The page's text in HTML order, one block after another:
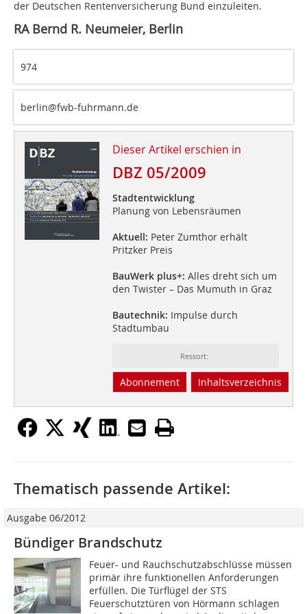
der Deutschen Rentenversicherung Bund einzuleiten.
RA Bernd R. Neumeier, Berlin
974
berlin@fwb-fuhrmann.de
Dieser Artikel erschien in
DBZ 05/2009
Stadtentwicklung
Planung von Lebensräumen
Aktuell: Peter Zumthor erhält
Pritzker Preis
BauWerk plus+: Alles dreht sich um
den Twister – Das Mumuth in Graz
Bautechnik: Impulse durch
Stadtumbau
Ressort:
Abonnement Inhaltsverzeichnis
Thematisch passende Artikel:
Ausgabe 06/2012
Bündiger Brandschutz
Feuer- und Rauchschutzabschlüsse müssen
primär ihre funktionellen Anforderungen
erfüllen. Die Türflügel der STS
Feuerschutztüren von Hörmann schlagen